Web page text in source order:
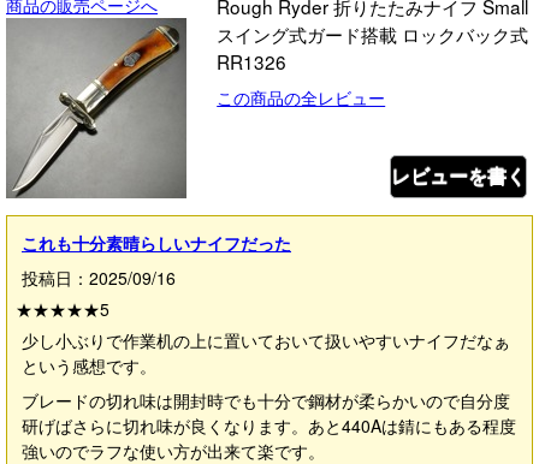
商品の販売ページへ
Rough Ryder 折りたたみナイフ Small
スイング式ガード搭載 ロックバック式
RR1326
この商品の全レビュー
レビューを書く
これも十分素晴らしいナイフだった
投稿日：2025/09/16
★★★★★5
少し小ぶりで作業机の上に置いておいて扱いやすいナイフだなぁ
という感想です。
ブレードの切れ味は開封時でも十分で鋼材が柔らかいので自分度
研げばさらに切れ味が良くなります。あと440Aは錆にもある程度
強いのでラフな使い方が出来て楽です。